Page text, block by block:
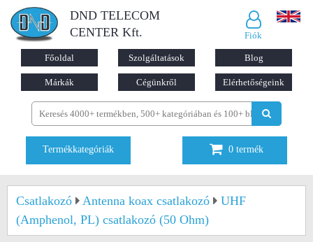
DND TELECOM
CENTER Kft.
Fiók
Főoldal Szolgáltatások Blog
Márkák Cégünkről Elérhetőségeink
Termékkategóriák 0 termék
Csatlakozó Antenna koax csatlakozó
UHF
(Amphenol, PL) csatlakozó (50 Ohm)